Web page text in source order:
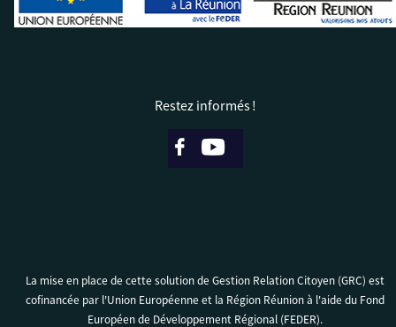
Restez informés !
La mise en place de cette solution de Gestion Relation Citoyen (GRC) est
cofinancée par l'Union Européenne et la Région Réunion à l'aide du Fond
Européen de Développement Régional (FEDER).